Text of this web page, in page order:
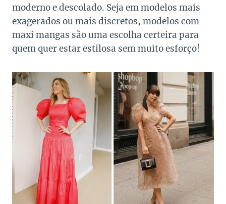
moderno e descolado. Seja em modelos mais
exagerados ou mais discretos, modelos com
maxi mangas são uma escolha certeira para
quem quer estar estilosa sem muito esforço!